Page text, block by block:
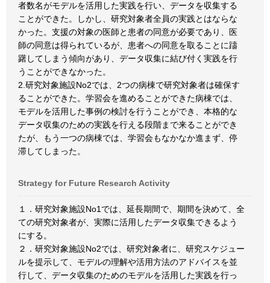
者数名がモデルを活用した実践を行い、データを収集する
ことができた。しかし、研究対象者全員の実践とはならな
かった。支援の対象の医師と患者の同意が必要であり、医
師の同意は得られているが、患者への同意を取ることに躊
躇してしまう傾向があり、データ収集に結び付く実践を行
うことができなかった。
2.研究対象施設No2では、2つの病棟で研究対象者は確保す
ることができた。学習会を進めることができた病棟では、
モデルを活用した事例の検討を行うことができ、本格的な
データ収集のための実践を行える段階まで来ることができ
たが、もう一つの病棟では、学習会もなかなか進まず、停
滞してしまった。
Strategy for Future Research Activity
１．研究対象施設No1では、延長期間で、期間を決めて、全
ての研究対象者が、実際に活用したデータ収集できるよう
にする。
２．研究対象施設No2では、研究対象者に、研究スケジュー
ルを提示して、モデルの理解や活用方法のアドバイスを並
行して、データ収集のためのモデルを活用した実践を行っ